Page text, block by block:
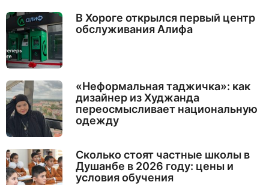
В Хороге открылся первый центр
обслуживания Алифа
«Неформальная таджичка»: как
дизайнер из Худжанда
переосмысливает национальную
одежду
Сколько стоят частные школы в
Душанбе в 2026 году: цены и
условия обучения